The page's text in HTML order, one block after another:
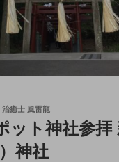
治癒士 風雷龍
ット神社参拝
神社